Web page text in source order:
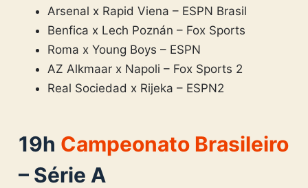
Arsenal x Rapid Viena – ESPN Brasil
Benfica x Lech Poznán – Fox Sports
Roma x Young Boys – ESPN
AZ Alkmaar x Napoli – Fox Sports 2
Real Sociedad x Rijeka – ESPN2
19h Campeonato Brasileiro
– Série A